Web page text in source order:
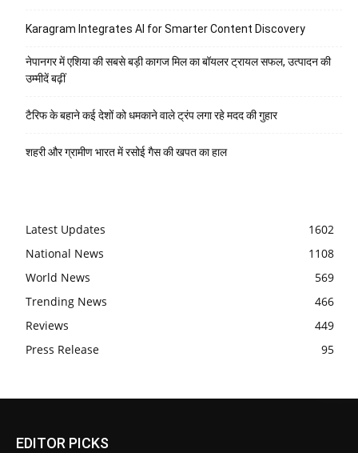
Karagram Integrates AI for Smarter Content Discovery
नेपानगर में एशिया की सबसे बड़ी कागज मिल का बॉयलर ट्रायल सफल, उत्पादन की
उम्मीदें बढ़ीं
टैरिफ के बहाने कई देशों को धमकाने वाले ट्रंप लगा रहे मदद की गुहार
शहरी और ग्रामीण भारत में रसोई गैस की खपत का हाल
Latest Updates
1602
National News
1108
World News
569
Trending News
466
Reviews
449
Press Release
95
EDITOR PICKS